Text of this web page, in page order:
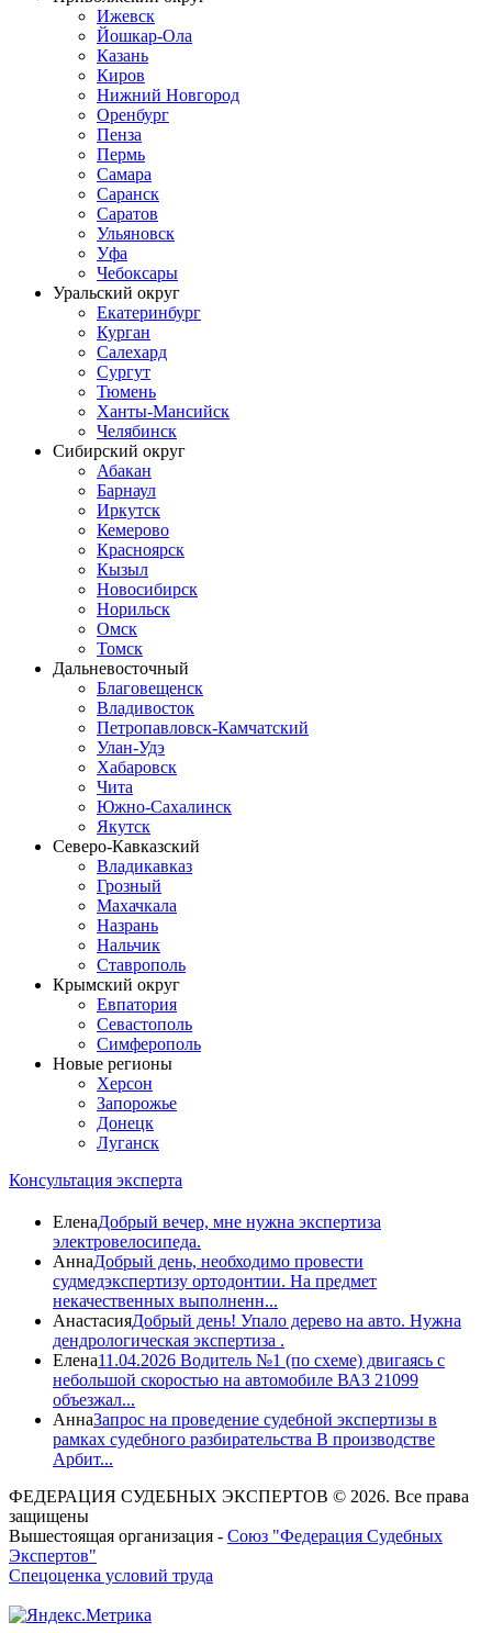
Ижевск
Йошкар-Ола
Казань
Киров
Нижний Новгород
Оренбург
Пенза
Пермь
Самара
Саранск
Саратов
Ульяновск
Уфа
Чебоксары
Уральский округ
Екатеринбург
Курган
Салехард
Сургут
Тюмень
Ханты-Мансийск
Челябинск
Сибирский округ
Абакан
Барнаул
Иркутск
Кемерово
Красноярск
Кызыл
Новосибирск
Норильск
Омск
Томск
Дальневосточный
Благовещенск
Владивосток
Петропавловск-Камчатский
Улан-Удэ
Хабаровск
Чита
Южно-Сахалинск
Якутск
Северо-Кавказский
Владикавказ
Грозный
Махачкала
Назрань
Нальчик
Ставрополь
Крымский округ
Евпатория
Севастополь
Симферополь
Новые регионы
Херсон
Запорожье
Донецк
Луганск
Консультация эксперта
ЕленаДобрый вечер, мне нужна экспертиза
электровелосипеда.
АннаДобрый день, необходимо провести
судмедэкспертизу ортодонтии. На предмет
некачественных выполненн...
АнастасияДобрый день! Упало дерево на авто. Нужна
дендрологическая экспертиза .
Елена11.04.2026 Водитель №1 (по схеме) двигаясь с
небольшой скоростью на автомобиле ВАЗ 21099
объезжал...
АннаЗапрос на проведение судебной экспертизы в
рамках судебного разбирательства В производстве
Арбит...
ФЕДЕРАЦИЯ СУДЕБНЫХ ЭКСПЕРТОВ © 2026. Все права
защищены
Вышестоящая организация - Союз "Федерация Судебных
Экспертов"
Спецоценка условий труда